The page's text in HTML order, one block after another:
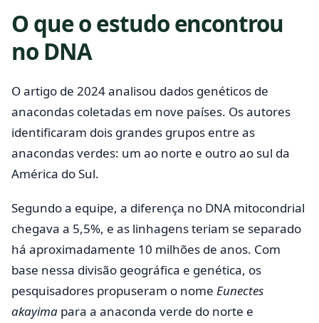
O que o estudo encontrou
no DNA
O artigo de 2024 analisou dados genéticos de
anacondas coletadas em nove países. Os autores
identificaram dois grandes grupos entre as
anacondas verdes: um ao norte e outro ao sul da
América do Sul.
Segundo a equipe, a diferença no DNA mitocondrial
chegava a 5,5%, e as linhagens teriam se separado
há aproximadamente 10 milhões de anos. Com
base nessa divisão geográfica e genética, os
pesquisadores propuseram o nome Eunectes
akayima para a anaconda verde do norte e